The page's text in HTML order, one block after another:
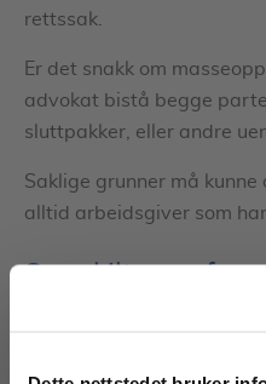
rettssak.
Er det snakk om
advokat bistå begge
sluttpakker, eller andre
Saklige grunner må
alltid arbeidsgiver som
Særskilt vern for